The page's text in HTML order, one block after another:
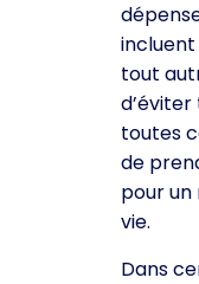
incluent
tout
toutes
de
pour
vie.
Dans